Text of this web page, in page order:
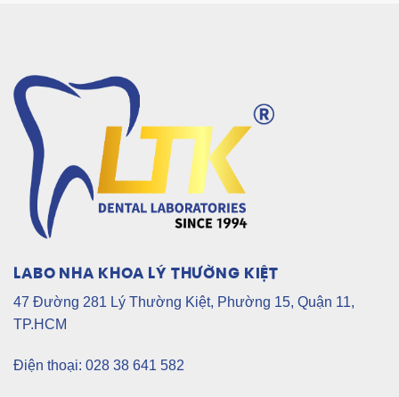
LABO NHA KHOA LÝ THƯỜNG KIỆT
47 Đường 281 Lý Thường Kiệt, Phường 15, Quận 11,
TP.HCM
Điện thoại: 028 38 641 582